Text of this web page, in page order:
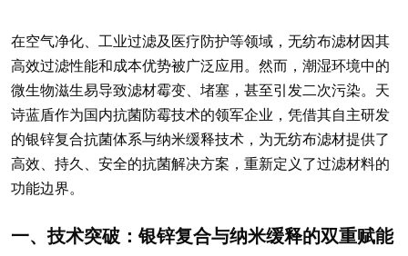
在空气净化、工业过滤及医疗防护等领域，无纺布滤材因其
高效过滤性能和成本优势被广泛应用。然而，潮湿环境中的
微生物滋生易导致滤材霉变、堵塞，甚至引发二次污染。天
诗蓝盾作为国内抗菌防霉技术的领军企业，凭借其自主研发
的银锌复合抗菌体系与纳米缓释技术，为无纺布滤材提供了
高效、持久、安全的抗菌解决方案，重新定义了过滤材料的
功能边界。
一、技术突破：银锌复合与纳米缓释的双重赋能